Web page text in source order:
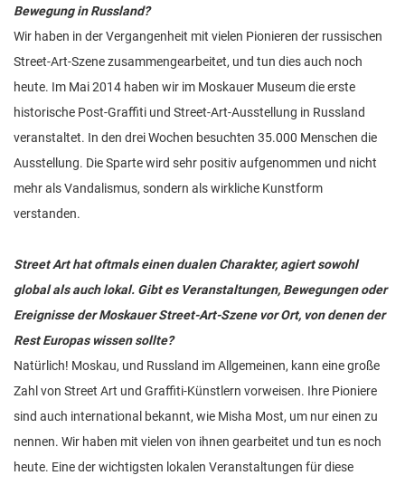
Bewegung in Russland?
Wir haben in der Vergangenheit mit vielen Pionieren der russischen
Street-Art-Szene zusammengearbeitet, und tun dies auch noch
heute. Im Mai 2014 haben wir im Moskauer Museum die erste
historische Post-Graffiti und Street-Art-Ausstellung in Russland
veranstaltet. In den drei Wochen besuchten 35.000 Menschen die
Ausstellung. Die Sparte wird sehr positiv aufgenommen und nicht
mehr als Vandalismus, sondern als wirkliche Kunstform
verstanden.
Street Art hat oftmals einen dualen Charakter, agiert sowohl
global als auch lokal. Gibt es Veranstaltungen, Bewegungen oder
Ereignisse der Moskauer Street-Art-Szene vor Ort, von denen der
Rest Europas wissen sollte?
Natürlich! Moskau, und Russland im Allgemeinen, kann eine große
Zahl von Street Art und Graffiti-Künstlern vorweisen. Ihre Pioniere
sind auch international bekannt, wie Misha Most, um nur einen zu
nennen. Wir haben mit vielen von ihnen gearbeitet und tun es noch
heute. Eine der wichtigsten lokalen Veranstaltungen für diese